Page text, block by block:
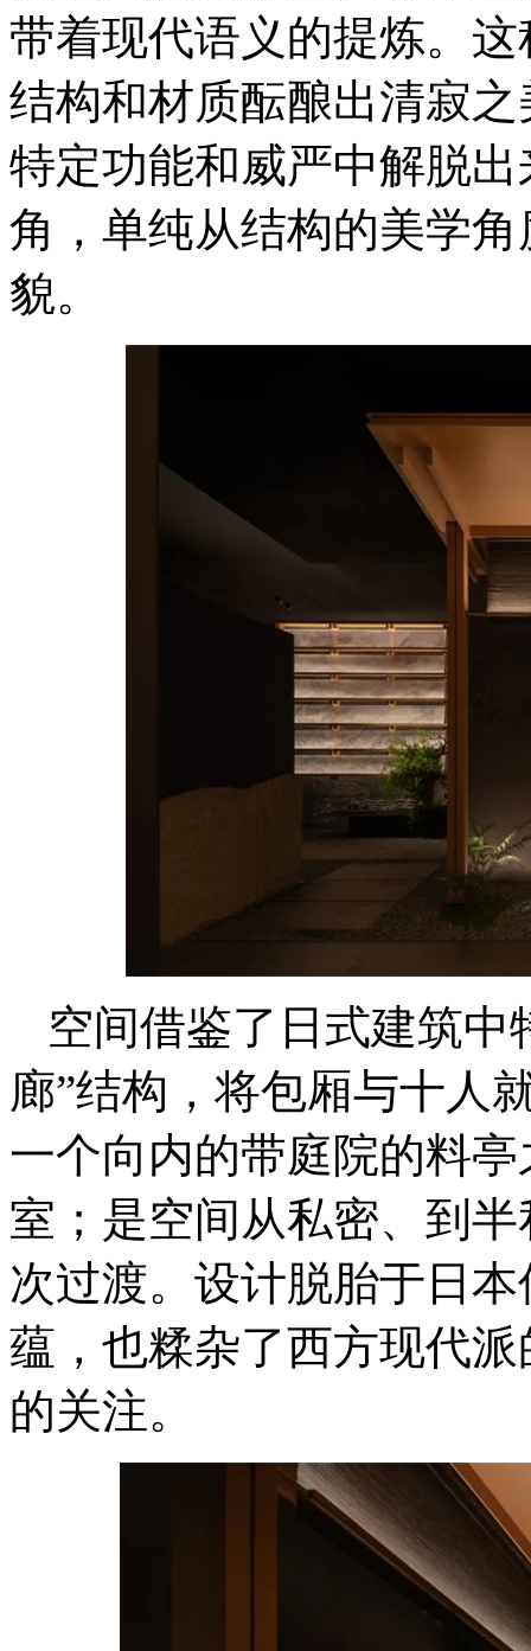
带着现代语义的提炼。
结构和材质酝酿出清寂
特定功能和威严中解脱
角，单纯从结构的美学
貌。
空间借鉴了日式建筑中
廊”结构，将包厢与十人
一个向内的带庭院的料
室；是空间从私密、到
次过渡。设计脱胎于日
蕴，也糅杂了西方现代
的关注。